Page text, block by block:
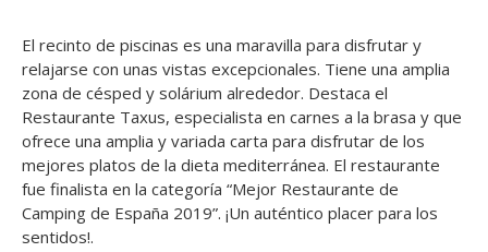
El recinto de piscinas es una maravilla para disfrutar y
relajarse con unas vistas excepcionales. Tiene una amplia
zona de césped y solárium alrededor. Destaca el
Restaurante Taxus, especialista en carnes a la brasa y que
ofrece una amplia y variada carta para disfrutar de los
mejores platos de la dieta mediterránea. El restaurante
fue finalista en la categoría “Mejor Restaurante de
Camping de España 2019”. ¡Un auténtico placer para los
sentidos!.